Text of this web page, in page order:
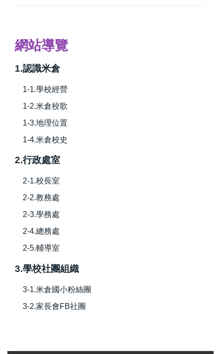
網站導覽
1.認識米倉
1-1.學校經營
1-2.米倉校歌
1-3.地理位置
1-4.米倉校史
2.行政處室
2-1.校長室
2-2.教務處
2-3.學務處
2-4.總務處
2-5.輔導室
3.學校社團組織
3-1.米倉國小粉絲團
3-2.家長會FB社團